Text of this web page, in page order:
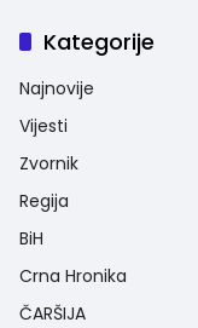
Kategorije
Najnovije
Vijesti
Zvornik
Regija
BiH
Crna Hronika
ČARŠIJA